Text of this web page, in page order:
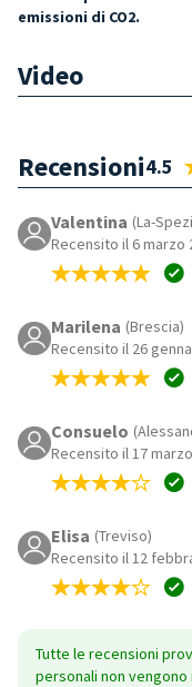
emissioni di CO2.
Video
Recensioni4.5
Valentina (La-
Recensito il 6 marzo
Marilena (Brescia)
Recensito il 26
Consuelo
Recensito il 17
Elisa (Treviso)
Recensito il 12
Tutte le recensioni
personali non